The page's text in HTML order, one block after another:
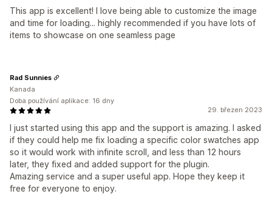
This app is excellent! I love being able to customize the image
and time for loading... highly recommended if you have lots of
items to showcase on one seamless page
29. březen 2023
I just started using this app and the support is amazing. I asked
if they could help me fix loading a specific color swatches app
so it would work with infinite scroll, and less than 12 hours
later, they fixed and added support for the plugin.
Amazing service and a super useful app. Hope they keep it
free for everyone to enjoy.
Rad Sunnies
Kanada
Doba používání aplikace: 16 dny